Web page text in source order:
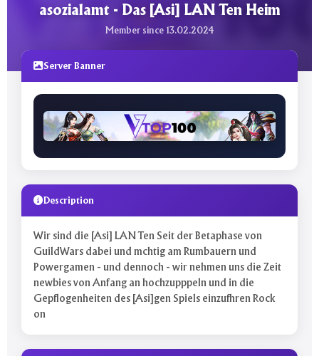
asozialamt - Das [Asi] LAN Ten Heim
Member since 13.02.2024
Server Banner
Description
Wir sind die [Asi] LAN Ten Seit der Betaphase von
GuildWars dabei und mchtig am Rumbauern und
Powergamen - und dennoch - wir nehmen uns die Zeit
newbies von Anfang an hochzupppeln und in die
Gepflogenheiten des [Asi]gen Spiels einzufhren Rock
on